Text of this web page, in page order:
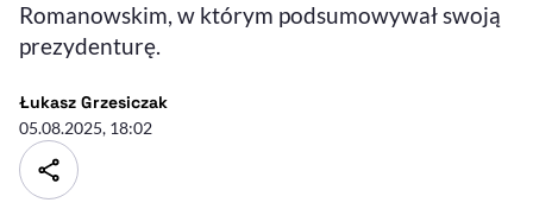
Romanowskim, w którym podsumowywał swoją
prezydenturę.
Łukasz Grzesiczak- autor artykułu - profil
05.08.2025, 18:02